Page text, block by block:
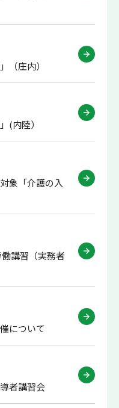
（庄内）
(内陸）
象「介護の入
働講習（実務者
について
者講習会